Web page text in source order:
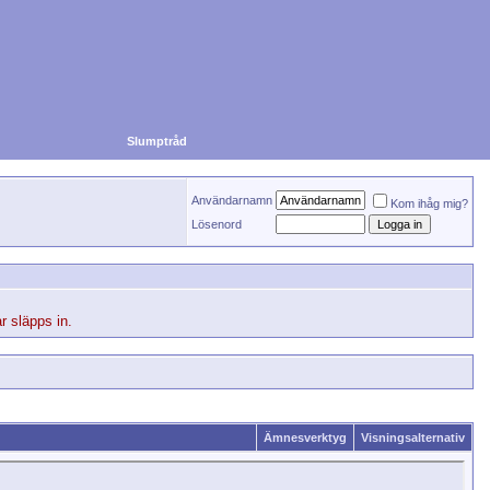
Slumptråd
Användarnamn
Kom ihåg mig?
Lösenord
släpps in.
Ämnesverktyg Visningsalternativ